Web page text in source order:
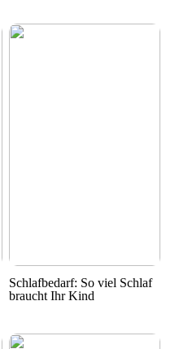
Schlafbedarf: So viel Schlaf
braucht Ihr Kind